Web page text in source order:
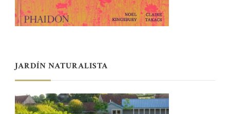
JARDÍN NATURALISTA